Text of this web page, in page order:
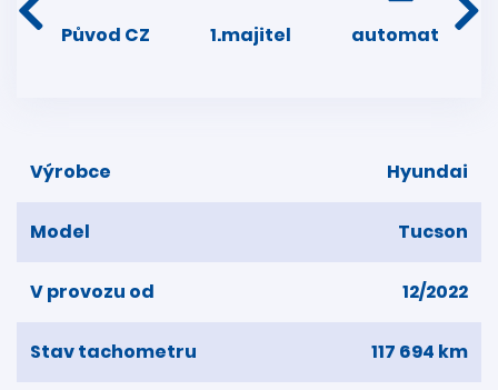
Původ CZ 1.majitel automat
Výrobce Hyundai
Model Tucson
V provozu od 12/2022
Stav tachometru 117 694 km